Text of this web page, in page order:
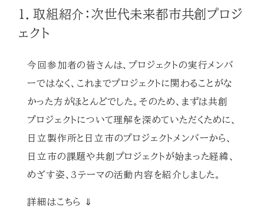
1．取組紹介：次世代未来都市共創プロジ
ェクト
今回参加者の皆さんは、プロジェクトの実行メンバ
ーではなく、これまでプロジェクトに関わることがな
かった方がほとんどでした。そのため、まずは共創
プロジェクトについて理解を深めていただくために、
日立製作所と日立市のプロジェクトメンバーから、
日立市の課題や共創プロジェクトが始まった経緯、
めざす姿、3テーマの活動内容を紹介しました。
詳細はこちら ⇓